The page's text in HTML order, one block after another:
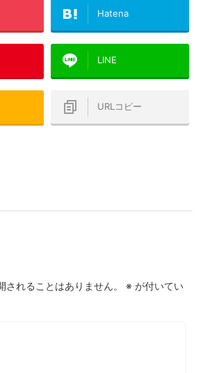
Hatena
LINE
URLコピー
されることはありません。 ※ が付いてい